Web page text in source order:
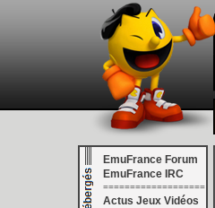
EmuFrance Forum
EmuFrance IRC
===================
Actus Jeux Vidéos